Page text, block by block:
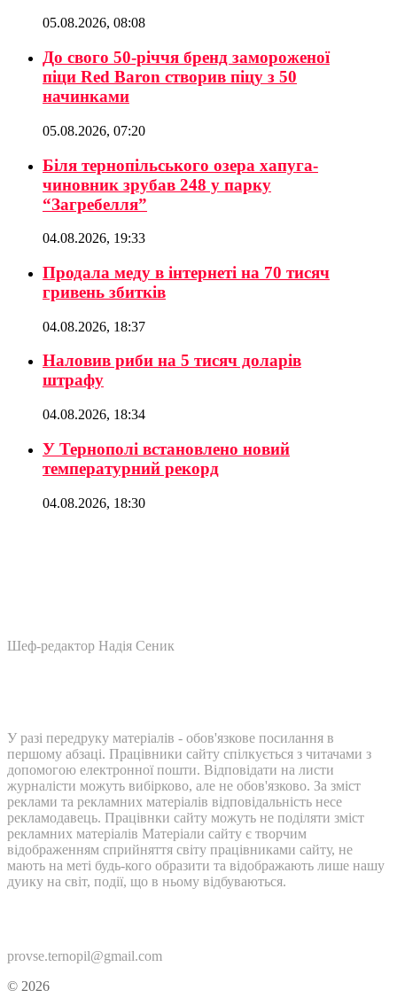
05.08.2026, 08:08
До свого 50-річчя бренд замороженої
піци Red Baron створив піцу з 50
начинками
05.08.2026, 07:20
Біля тернопільського озера хапуга-
чиновник зрубав 248 у парку
“Загребелля”
04.08.2026, 19:33
Продала меду в інтернеті на 70 тисяч
гривень збитків
04.08.2026, 18:37
Наловив риби на 5 тисяч доларів
штрафу
04.08.2026, 18:34
У Тернополі встановлено новий
температурний рекорд
04.08.2026, 18:30
Шеф-редактор Надія Сеник
У разі передруку матеріалів - обов'язкове посилання в
першому абзаці. Працівники сайту спілкується з читачами з
допомогою електронної пошти. Відповідати на листи
журналісти можуть вибірково, але не обов'язково. За зміст
реклами та рекламних матеріалів відповідальність несе
рекламодавець. Працівнки сайту можуть не поділяти зміст
рекламних матеріалів Матеріали сайту є творчим
відображенням сприйняття світу працівниками сайту, не
мають на меті будь-кого образити та відображають лише нашу
дуику на світ, події, що в ньому відбуваються.
provse.ternopil@gmail.com
© 2026